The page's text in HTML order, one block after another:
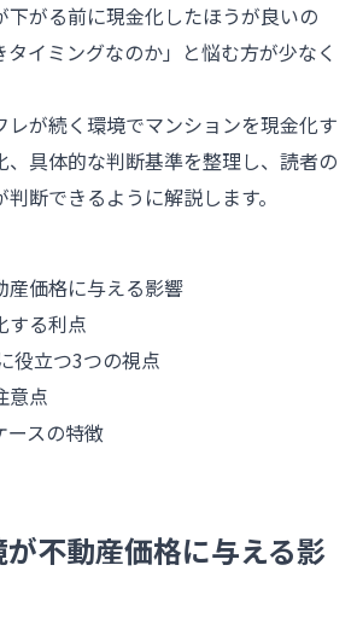
下がる前に現金化したほうが良いの
イミングなのか」と悩む方が少なく
レが続く環境でマンションを現金化す
、具体的な判断基準を整理し、読者の
断できるように解説します。
産価格に与える影響
する利点
役立つ3つの視点
意点
ースの特徴
不動産価格に与える影